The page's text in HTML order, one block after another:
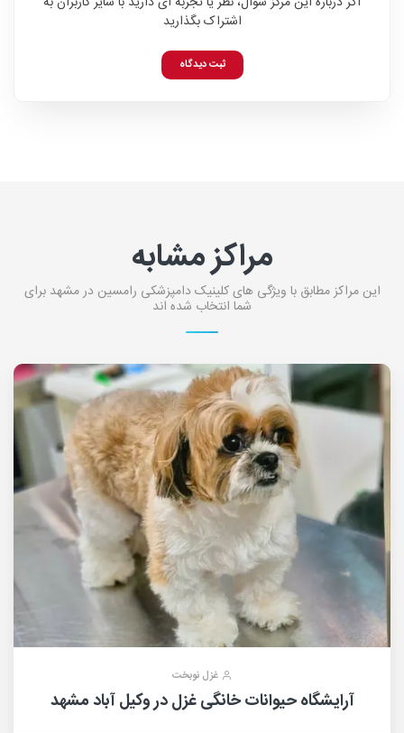
اشتراک بگذارید
ثبت دیدگاه
مراکز مشابه
این مراکز مطابق با ویژگی های کلینیک دامپزشکی رامسین در مشهد برای
شما انتخاب شده اند
غزل نوبخت
آرایشگاه حیوانات خانگی غزل در وکیل آباد مشهد